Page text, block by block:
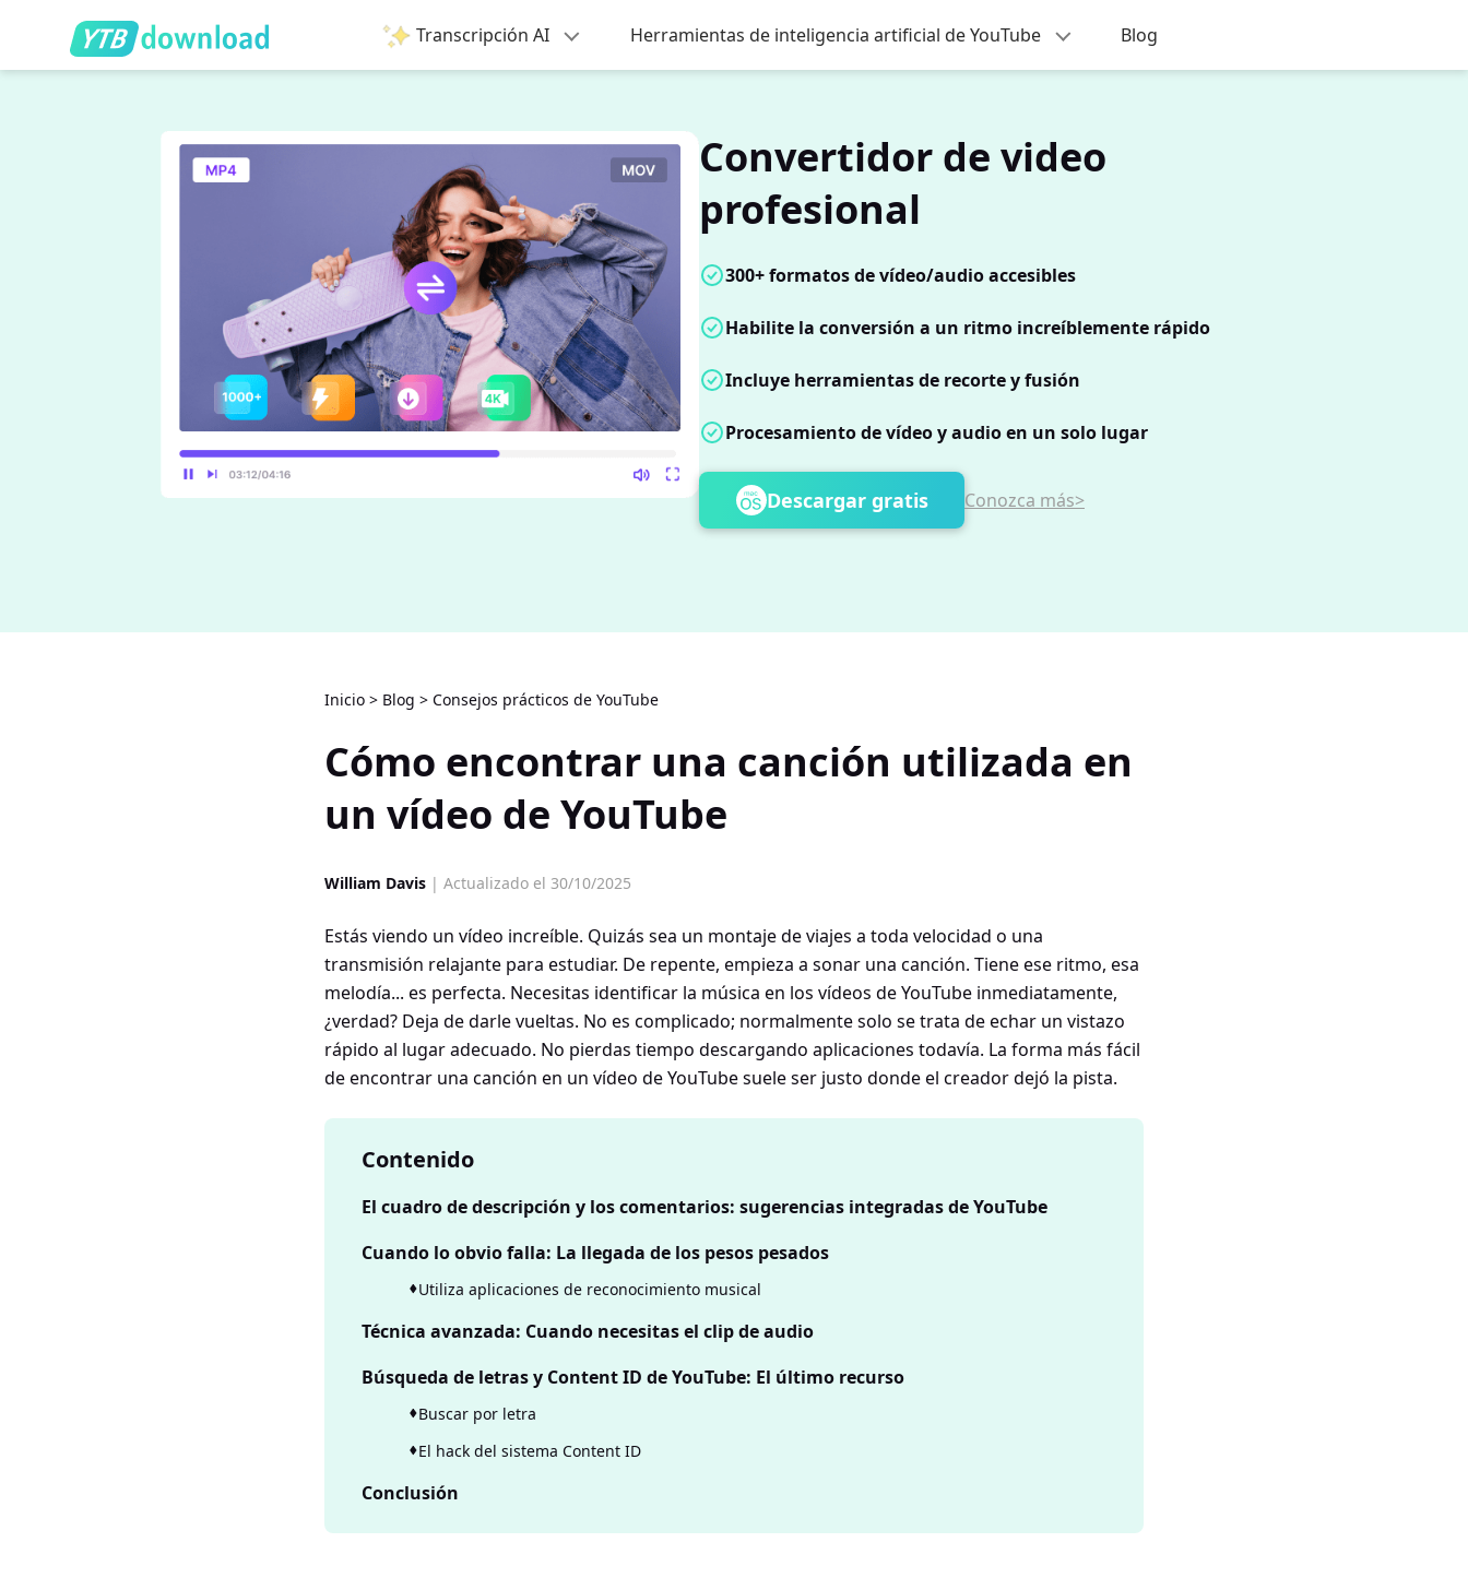
Transcripción AI Herramientas de inteligencia artificial de YouTube Blog
Convertidor de video
profesional
300+ formatos de vídeo/audio accesibles
Habilite la conversión a un ritmo increíblemente rápido
Incluye herramientas de recorte y fusión
Procesamiento de vídeo y audio en un solo lugar
Descargar gratis Conozca más>
Inicio > Blog > Consejos prácticos de YouTube
Cómo encontrar una canción utilizada en
un vídeo de YouTube
William Davis | Actualizado el 30/10/2025
Estás viendo un vídeo increíble. Quizás sea un montaje de viajes a toda velocidad o una
transmisión relajante para estudiar. De repente, empieza a sonar una canción. Tiene ese ritmo, esa
melodía... es perfecta. Necesitas identificar la música en los vídeos de YouTube inmediatamente,
¿verdad? Deja de darle vueltas. No es complicado; normalmente solo se trata de echar un vistazo
rápido al lugar adecuado. No pierdas tiempo descargando aplicaciones todavía. La forma más fácil
de encontrar una canción en un vídeo de YouTube suele ser justo donde el creador dejó la pista.
Contenido
El cuadro de descripción y los comentarios: sugerencias integradas de YouTube
Cuando lo obvio falla: La llegada de los pesos pesados
Utiliza aplicaciones de reconocimiento musical
Técnica avanzada: Cuando necesitas el clip de audio
Búsqueda de letras y Content ID de YouTube: El último recurso
Buscar por letra
El hack del sistema Content ID
Conclusión